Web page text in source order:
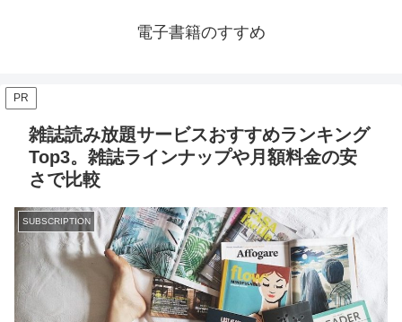
電子書籍のすすめ
PR
雑誌読み放題サービスおすすめランキング
Top3。雑誌ラインナップや月額料金の安
さで比較
SUBSCRIPTION